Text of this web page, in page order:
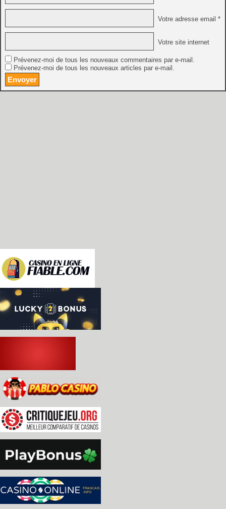
Votre adresse email *
Votre site internet
Prévenez-moi de tous les nouveaux commentaires par e-mail.
Prévenez-moi de tous les nouveaux articles par e-mail.